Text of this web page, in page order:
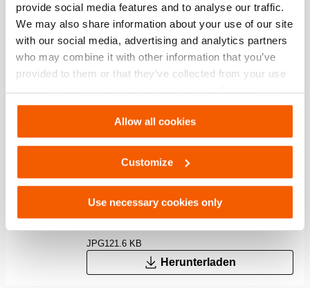
provide social media features and to analyse our traffic.
We may also share information about your use of our site
with our social media, advertising and analytics partners
who may combine it with other information that you’ve
provided to them or that they’ve collected from your use
of their services. You can change your preferences via
Settings. See ourcookiestatement.
Allow all cookies
Customize
Use necessary cookies only
Grundspezifikationen
Modell TST 1990-3090
Abmessungen, Gewicht und Temperatur
Technical Drawing
Strut Rerailing Long 2638mm
JPG121.6 KB
Herunterladen